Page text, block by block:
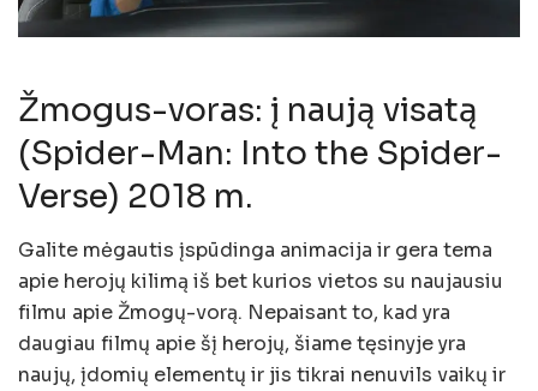
Žmogus-voras: į naują visatą
(Spider-Man: Into the Spider-
Verse) 2018 m.
Galite mėgautis įspūdinga animacija ir gera tema
apie herojų kilimą iš bet kurios vietos su naujausiu
filmu apie Žmogų-vorą. Nepaisant to, kad yra
daugiau filmų apie šį herojų, šiame tęsinyje yra
naujų, įdomių elementų ir jis tikrai nenuvils vaikų ir